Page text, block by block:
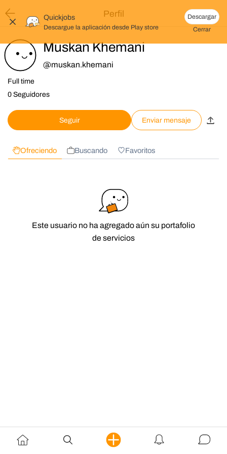
Quickjobs
Descargue la aplicación desde Play store
Descargar
Cerrar
Perfil
Muskan Khemani
@muskan.khemani
Full time
0 Seguidores
Seguir Enviar mensaje
Ofreciendo Buscando Favoritos
Este usuario no ha agregado aún su portafolio
de servicios